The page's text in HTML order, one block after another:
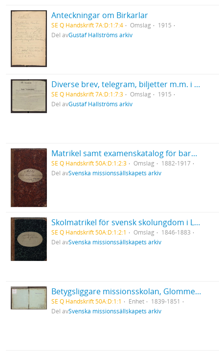
Anteckningar om Birkarlar
SE Q Handskrift 7A:D:1:7:4 Omslag
1915
Del avGustaf Hallströms arkiv
Diverse brev, telegram, biljetter m.m. i anledning av resan 1915
SE Q Handskrift 7A:D:1:7:3 Omslag
1915
Del avGustaf Hallströms arkiv
Matrikel samt examenskatalog för barnhemmet i Karesuando
SE Q Handskrift 50A:D:1:2:3 Omslag
1882-1917
Del avSvenska missionssällskapets arkiv
Skolmatrikel för svensk skolungdom i Laxsjö Missionsskola
SE Q Handskrift 50A:D:1:2:1 Omslag
1846-1883
Del avSvenska missionssällskapets arkiv
Betygsliggare missionsskolan, Glommersträsk
SE Q Handskrift 50A:D:1:1 Enhet
1839-1851
Del avSvenska missionssällskapets arkiv